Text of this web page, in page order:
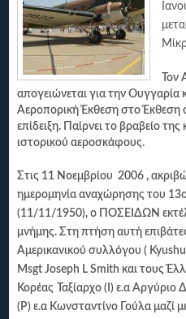
Τον
απογειώνεται για την Ουγγαρία
Αεροπορική Έκθεση στο Έκθεση
επίδειξη. Παίρνει το βραβείο
ιστορικού αεροσκάφους.
Στις 11 Νοεμβρίου 2006 ,
ημερομηνία αναχώρησης του
(11/11/1950), ο ΠΟΣΕΙΔΩΝ
μνήμης. Στη πτήση αυτή
Αμερικανικού συλλόγου ( Kyushu
MsgtJoseph L Smith και τους
Κορέας
Ταξίαρχο (Ι) ε.α
(Ρ) ε.α Κωνσταντίνο Γούλα μαζί